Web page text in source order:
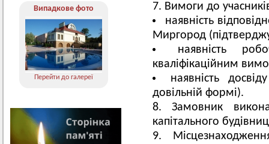
Випадкове фото
Перейти до галереї
Вимоги до
наявність
Миргород
наявність
кваліфікаційним
наявність
довільній формі).
Замовник
капітального